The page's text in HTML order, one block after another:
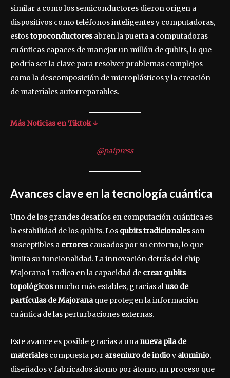
similar a como los semiconductores dieron origen a
dispositivos como teléfonos inteligentes y computadoras,
estostopoconductoresabren la puerta a computadoras
cuánticas capaces de manejar un millón de qubits, lo que
podría ser la clave para resolver problemas complejos
como la descomposición de microplásticos y la creación
de materiales autorreparables.
Más Noticias en Tiktok ↓
@paipress
Avances clave en la tecnología cuántica
Uno de los grandes desafíos en computación cuántica es
la estabilidad de los qubits. Los qubits tradicionalesson
susceptibles a errorescausados por su entorno, lo que
limita su funcionalidad. La innovación detrás del chip
Majorana 1 radica en la capacidad de crear qubits
topológicosmucho más estables, gracias aluso de
partículas de Majoranaque protegen la información
cuántica de las perturbaciones externas.
Este avance es posible gracias a una nueva pila de
materialescompuesta por arseniuro de indioy aluminio,
diseñados y fabricados átomo por átomo, un proceso que